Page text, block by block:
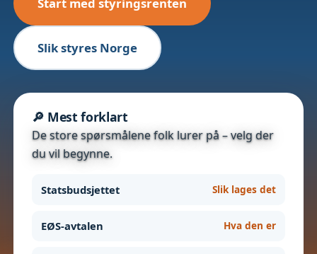
Start med styringsrenten
Slik styres Norge
🔎 Mest forklart
De store spørsmålene folk lurer på – velg der
du vil begynne.
Statsbudsjettet Slik lages det
EØS-avtalen Hva den er